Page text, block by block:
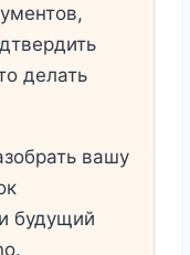
делать
вашу
будущий